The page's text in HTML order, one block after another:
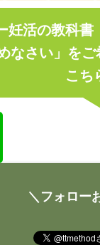
妊活の教科
なさい」を
こち
＼フォロー